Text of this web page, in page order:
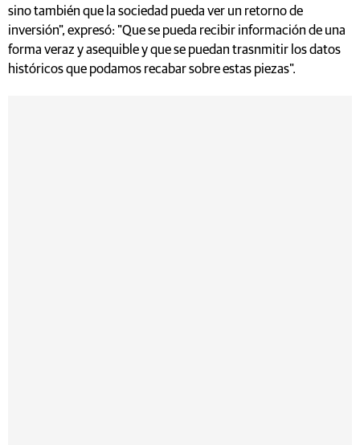
sino también que la sociedad pueda ver un retorno de
inversión", expresó: "Que se pueda recibir información de una
forma veraz y asequible y que se puedan trasnmitir los datos
históricos que podamos recabar sobre estas piezas".